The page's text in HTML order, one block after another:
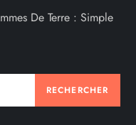
De Terre : Simple